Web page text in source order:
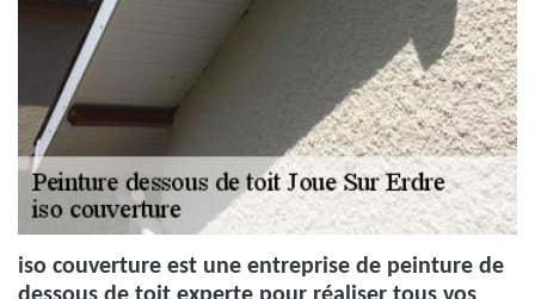
iso couverture est une entreprise de peinture de